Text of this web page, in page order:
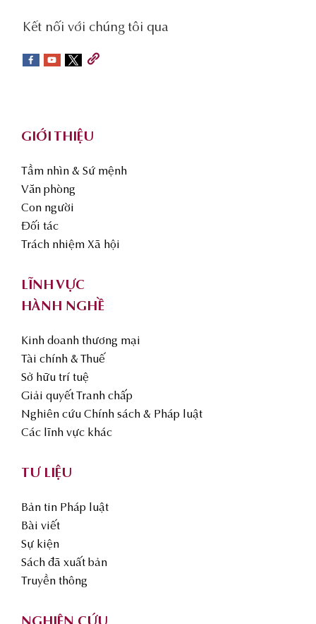
social-
sidebar
Kết nối với chúng tôi qua
GIỚI THIỆU
Tầm nhìn & Sứ mệnh
Văn phòng
Con người
Đối tác
Trách nhiệm Xã hội
LĨNH VỰC
HÀNH NGHỀ
Kinh doanh thương mại
Tài chính & Thuế
Sở hữu trí tuệ
Giải quyết Tranh chấp
Nghiên cứu Chính sách & Pháp luật
Các lĩnh vực khác
TƯ LIỆU
Bản tin Pháp luật
Bài viết
Sự kiện
Sách đã xuất bản
Truyền thông